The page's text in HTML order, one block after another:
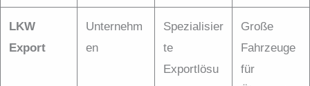
LKW
Export
Unternehm
en
Spezialisier
te
Exportlösu
Große
Fahrzeuge
für